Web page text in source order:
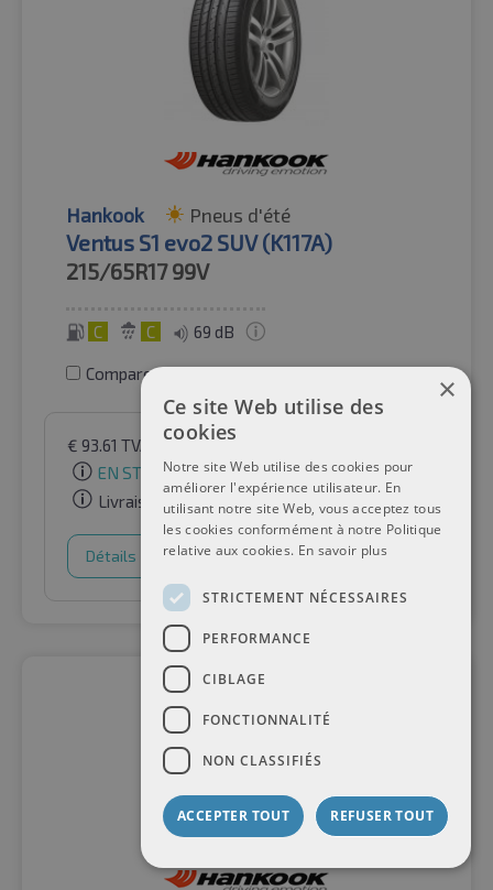
Hankook Pneus d'été
Ventus S1 evo2 SUV (K117A)
215/65R17 99V
C C 69 dB
Comparer les pneus
€ 93.61 TVA inclusepar Auto-Raifen GmbH
EN STOCK
Livraison gratuite
Détails Panier d'achat
×
Ce site Web utilise des
cookies
Notre site Web utilise des cookies pour
améliorer l'expérience utilisateur. En
utilisant notre site Web, vous acceptez tous
les cookies conformément à notre Politique
relative aux cookies. En savoir plus
STRICTEMENT NÉCESSAIRES
PERFORMANCE
CIBLAGE
FONCTIONNALITÉ
NON CLASSIFIÉS
ACCEPTER TOUT REFUSER TOUT